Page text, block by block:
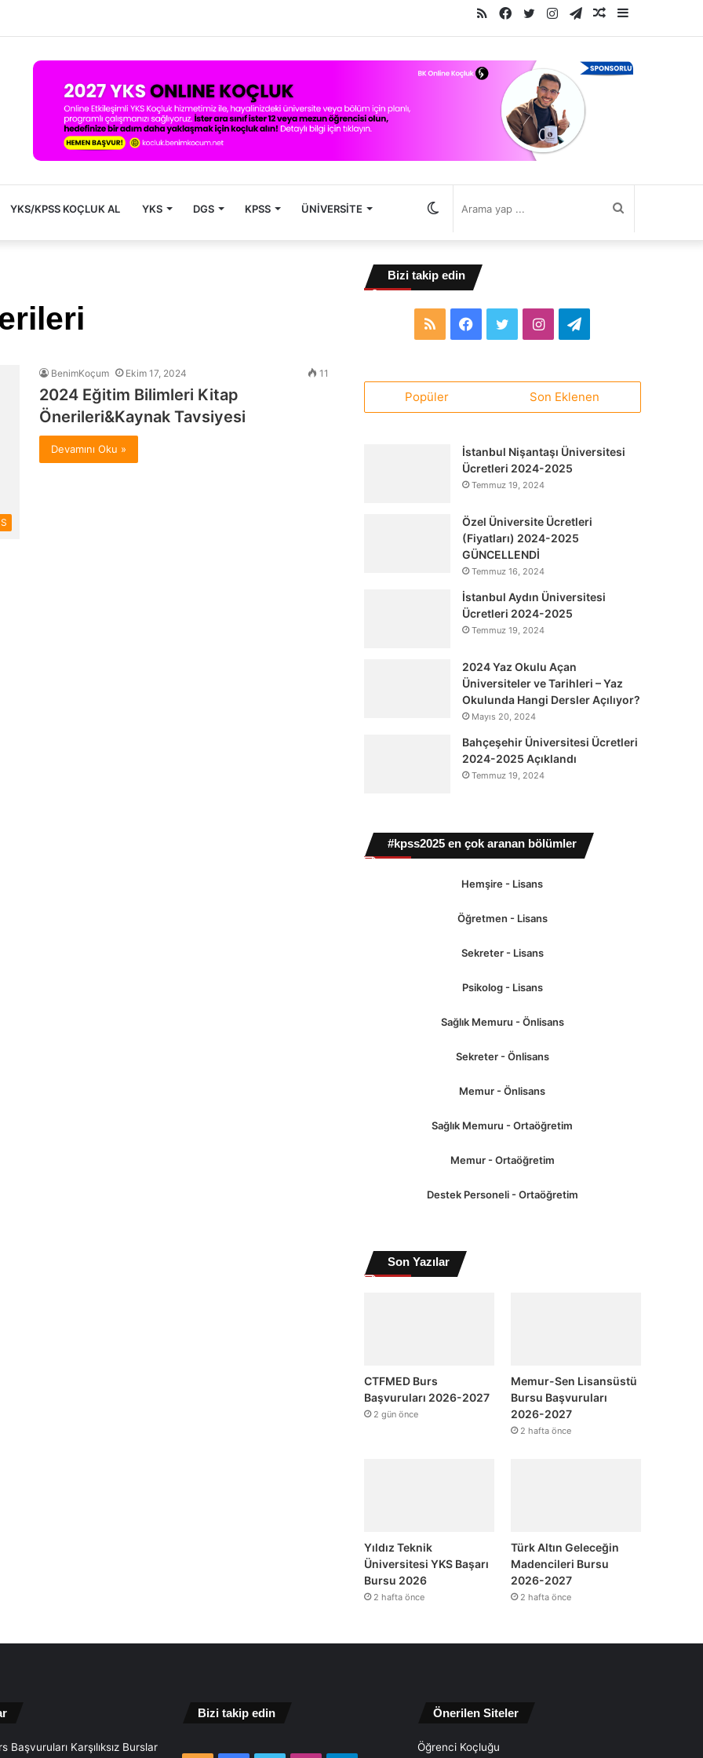
Kenar
Bölmesi
Rastgele
Makale
Telegram
Instagram
Twitter
Facebook
RSS
YKS/KPSS KOÇLUK AL YKS DGS KPSS ÜNIVERSITE
BenimKoçum Ekim 17, 2024 11
2024 Eğitim Bilimleri Kitap
Önerileri&Kaynak Tavsiyesi
Devamını Oku »
Bizi takip edin
RSS Facebook
TwitterInstagramTelegram
Popüler Son Eklenen
İstanbul Nişantaşı Üniversitesi
Ücretleri 2024-2025
Temmuz 19, 2024
Özel Üniversite Ücretleri
(Fiyatları) 2024-2025
GÜNCELLENDİ
Temmuz 16, 2024
İstanbul Aydın Üniversitesi
Ücretleri 2024-2025
Temmuz 19, 2024
2024 Yaz Okulu Açan
Üniversiteler ve Tarihleri – Yaz
Okulunda Hangi Dersler Açılıyor?
Mayıs 20, 2024
Bahçeşehir Üniversitesi Ücretleri
2024-2025 Açıklandı
Temmuz 19, 2024
#kpss2025 en çok aranan bölümler
Hemşire - Lisans
Öğretmen - Lisans
Sekreter - Lisans
Psikolog - Lisans
Sağlık Memuru - Önlisans
Sekreter - Önlisans
Memur - Önlisans
Sağlık Memuru - Ortaöğretim
Memur - Ortaöğretim
Destek Personeli - Ortaöğretim
Son Yazılar
CTFMED Burs
Başvuruları 2026-2027
2 gün önce
Memur-Sen Lisansüstü
Bursu Başvuruları
2026-2027
2 hafta önce
Yıldız Teknik
Üniversitesi YKS Başarı
Bursu 2026
2 hafta önce
Türk Altın Geleceğin
Madencileri Bursu
2026-2027
2 hafta önce
Başvuruları Karşılıksız Burslar
Bizi takip edin Önerilen Siteler
Öğrenci Koçluğu